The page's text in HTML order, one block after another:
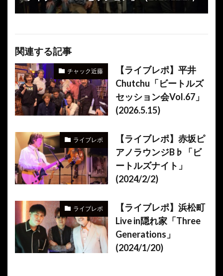
関連する記事
チャック近藤
【ライブレポ】平井
Chutchu「ビートルズ
セッション会Vol.67」
(2026.5.15)
ライブレポ
【ライブレポ】赤坂ピ
アノラウンジB♭「ビ
ートルズナイト」
(2024/2/2)
ライブレポ
【ライブレポ】浜松町
Live in隠れ家「Three
Generations」
(2024/1/20)